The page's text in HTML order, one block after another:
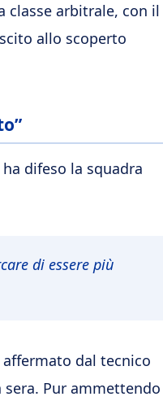
classe arbitrale, con il
allo scoperto
ha difeso la squadra
di essere più
dal tecnico
Pur ammettendo